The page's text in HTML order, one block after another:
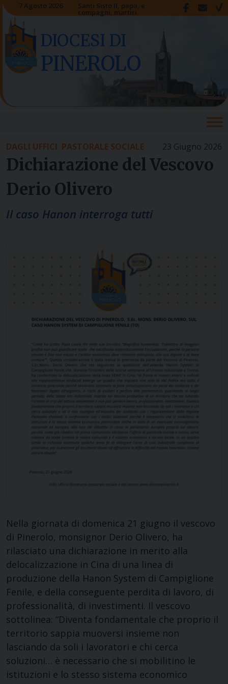
Skip
content DIOCESI DI
PINEROLO
7 Agosto 2026 Santi Sisto II, papa, e
compagni, martiri
23 Giugno 2026
DAGLI UFFICI PASTORALE SOCIALE
Dichiarazione del Vescovo
Derio Olivero
Il caso Hanon interroga tutti
Nella giornata di domenica 21 giugno il vescovo
di Pinerolo, monsignor Derio Olivero, ha
rilasciato una dichiarazione in merito alla
delocalizzazione in Cina di una linea di
produzione della Hanon System di Campiglione
Fenile, e della conseguente perdita di lavoro, di
professionalità, di investimenti. Il vescovo
sottolinea: “Diventa fondamentale che proprio il
territorio sappia muoversi insieme non
lasciando da soli i lavoratori e chi cerca
soluzioni… è necessario che si mobilitino le
istituzioni e lo stesso sistema economico